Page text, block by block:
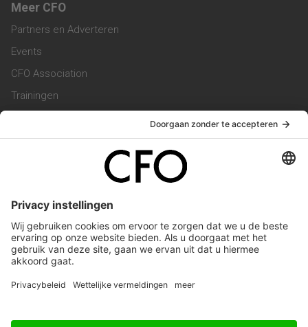
Meer CFO
Partners en Adverteren
Events
CFO Association
Trainingen
Vacatures
Service & Contact
Werken bij ons
Privacy Statement
Algemene Voorwaarden